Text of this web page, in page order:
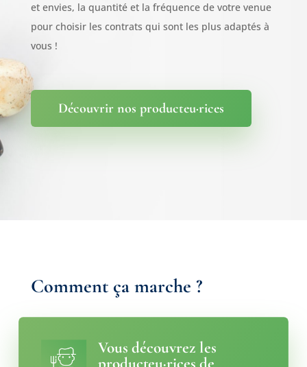
et envies, la quantité et la fréquence de votre venue
pour choisir les contrats qui sont les plus adaptés à
vous !
Découvrir nos producteu·rices
Comment ça marche ?
Vous découvrez les